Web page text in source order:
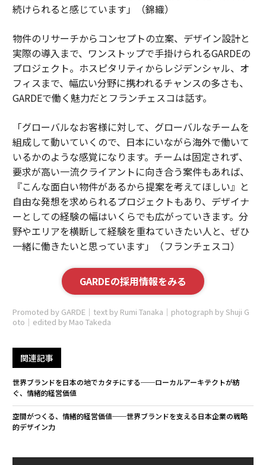
続けられると感じています」（錦織）
物件のリサーチからコンセプトの立案、デザイン設計と
実際の導入まで、ワンストップで手掛けられるGARDEの
プロジェクト。ホスピタリティからレジデンシャル、オ
フィスまで、幅広い分野に携われるチャンスの多さも、
GARDEで働く魅力だとフランチェスコは話す。
「グローバルなお客様に対して、グローバルなチームを
組成して動いていくので、日本にいながら海外で働いて
いるかのような感覚になります。チームは固定されず、
要求が高い一流クライアントに向き合う案件もあれば、
『こんな面白い物件があるから提案を考えてほしい』と
自由な発想を求められるプロジェクトもあり、デザイナ
ーとしての経験の幅はいくらでも広がっていきます。分
野やエリアを横断して経験を重ねていきたい人と、ぜひ
一緒に働きたいと思っています」（フランチェスコ）
GARDEの採用情報をみる
Promoted by GARDE｜text by Rumi Tanaka｜photograph by Shuji G
oto｜edited by Mao Takeda
関連記事
世界ブランドを日本の地でカタチにする──ローカルアーキテクトが紡
ぐ、情緒的経営価値
空間がつくる、情緒的経営価値──世界ブランドを支える日本企業の戦略
的デザイン力